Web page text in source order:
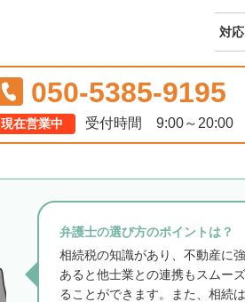
対
050-5385-9195
現在営業中 受付時間 9:00～20:00
弁護士の選び方のポイントは？
相続税の知識があり、不動産に
あると他士業との連携もスムー
ることができます。また、相続